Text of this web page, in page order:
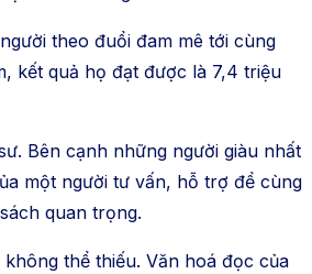
theo đuổi đam mê tới cùng
kết quả họ đạt được là 7,4 triệu
Bên cạnh những người giàu nhất
một người tư vấn, hỗ trợ để cùng
quan trọng.
thể thiếu. Văn hoá đọc của